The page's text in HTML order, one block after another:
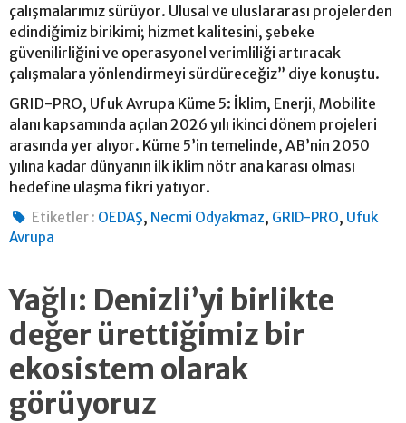
çalışmalarımız sürüyor. Ulusal ve uluslararası projelerden
edindiğimiz birikimi; hizmet kalitesini, şebeke
güvenilirliğini ve operasyonel verimliliği artıracak
çalışmalara yönlendirmeyi sürdüreceğiz” diye konuştu.
GRID-PRO, Ufuk Avrupa Küme 5: İklim, Enerji, Mobilite
alanı kapsamında açılan 2026 yılı ikinci dönem projeleri
arasında yer alıyor. Küme 5’in temelinde, AB’nin 2050
yılına kadar dünyanın ilk iklim nötr ana karası olması
hedefine ulaşma fikri yatıyor.
Etiketler : OEDAŞ, Necmi Odyakmaz, GRID-PRO, Ufuk
Avrupa
Yağlı: Denizli’yi birlikte
değer ürettiğimiz bir
ekosistem olarak
görüyoruz